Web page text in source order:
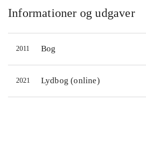
Informationer og udgaver
2011 Bog
2021 Lydbog (online)